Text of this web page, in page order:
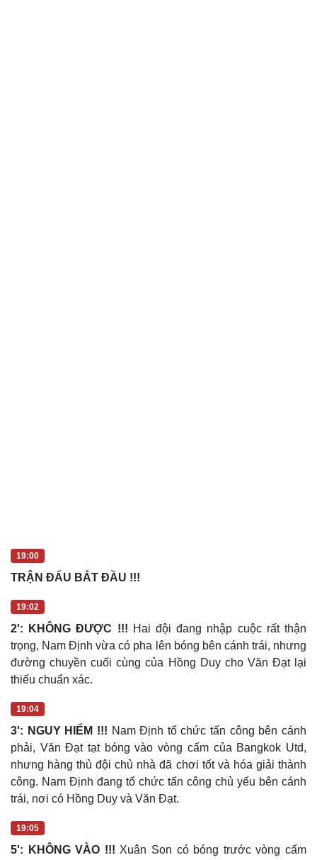
19:00
TRẬN ĐẤU BẮT ĐẦU !!!
19:02
2': KHÔNG ĐƯỢC !!! Hai đội đang nhập cuộc rất thận
trọng, Nam Định vừa có pha lên bóng bên cánh trái, nhưng
đường chuyền cuối cùng của Hồng Duy cho Văn Đạt lại
thiếu chuẩn xác.
19:04
3': NGUY HIỂM !!! Nam Định tổ chức tấn công bên cánh
phải, Văn Đạt tạt bóng vào vòng cấm của Bangkok Utd,
nhưng hàng thủ đội chủ nhà đã chơi tốt và hóa giải thành
công. Nam Định đang tổ chức tấn công chủ yếu bên cánh
trái, nơi có Hồng Duy và Văn Đạt.
19:05
5': KHÔNG VÀO !!! Xuân Son có bóng trước vòng cấm